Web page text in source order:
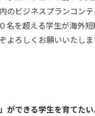
ビジネスプランコン
を超える学生が海外短
ろしくお願いいたしま
ができる学生を育てたい